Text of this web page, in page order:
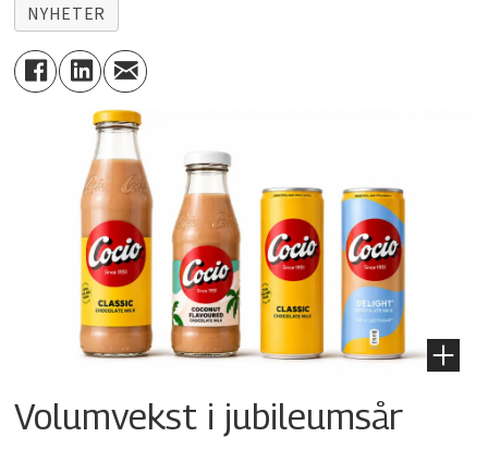
NYHETER
Volumvekst i jubileumsår